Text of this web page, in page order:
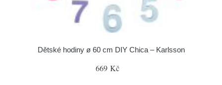
Dětské hodiny ø 60 cm DIY Chica – Karlsson
669 Kč